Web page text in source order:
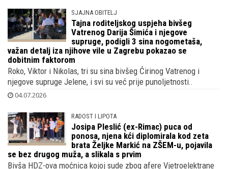
SJAJNA OBITELJ
Tajna roditeljskog uspjeha bivšeg
Vatrenog Darija Šimića i njegove
supruge, podigli 3 sina nogometaša,
važan detalj iza njihove vile u Zagrebu pokazao se
dobitnim faktorom
Roko, Viktor i Nikolas, tri su sina bivšeg Ćirinog Vatrenog i
njegove supruge Jelene, i svi su već prije punoljetnosti..
RADOST I LIPOTA
Josipa Pleslić (ex-Rimac) puca od
ponosa, njena kći diplomirala kod zeta
brata Željke Markić na ZŠEM-u, pojavila